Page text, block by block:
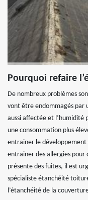
Pourquoi refaire
De nombreux problèmes
vont être endommagés par
aussi affectée et l’humidité
une consommation plus
entrainer le développement
entrainer des allergies pour
présente des fuites, il est
spécialiste étanchéité
l’étanchéité de la